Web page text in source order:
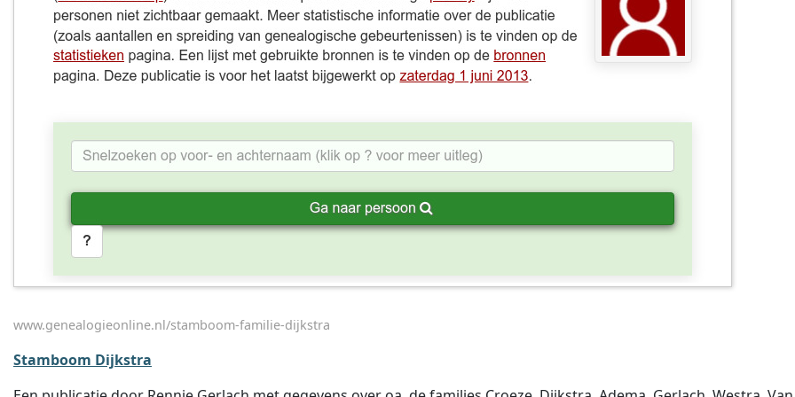
www.genealogieonline.nl/stamboom-familie-dijkstra
Stamboom Dijkstra